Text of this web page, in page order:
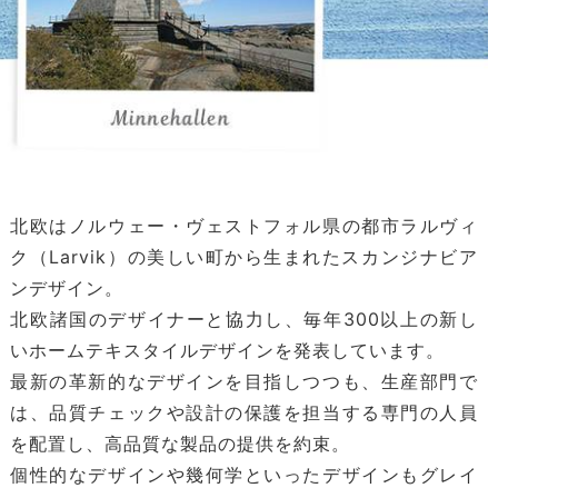
北欧はノルウェー・ヴェストフォル県の都市ラルヴィ
ク（Larvik）の美しい町から生まれたスカンジナビア
ンデザイン。
北欧諸国のデザイナーと協力し、毎年300以上の新し
いホームテキスタイルデザインを発表しています。
最新の革新的なデザインを目指しつつも、生産部門で
は、品質チェックや設計の保護を担当する専門の人員
を配置し、高品質な製品の提供を約束。
個性的なデザインや幾何学といったデザインもグレイ